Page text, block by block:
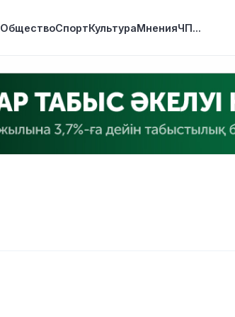
ОбществоСпортКультураМненияЧП...